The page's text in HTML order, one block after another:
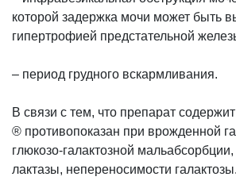
которой задержка мочи может быть
гипертрофией предстательной
– период грудного вскармливания.
В связи с тем, что препарат
® противопоказан при врожденной
глюкозо-галактозной
лактазы, непереносимости галактозы.